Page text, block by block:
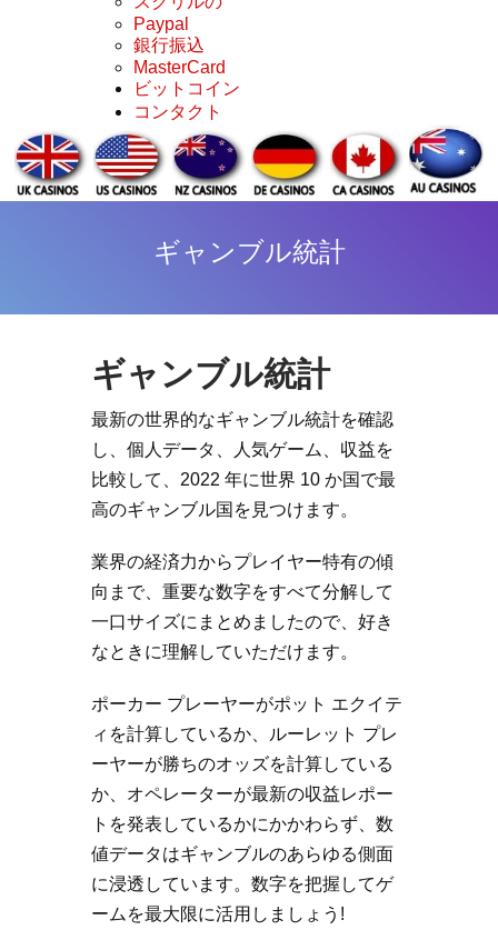
Paypal
銀行振込
MasterCard
ビットコイン
コンタクト
ギャンブル統計
ギャンブル統計
最新の世界的なギャンブル統計を確認
し、個人データ、人気ゲーム、収益を
比較して、2022 年に世界 10 か国で最
高のギャンブル国を見つけます。
業界の経済力からプレイヤー特有の傾
向まで、重要な数字をすべて分解して
一口サイズにまとめましたので、好き
なときに理解していただけます。
ポーカー プレーヤーがポット エクイテ
ィを計算しているか、ルーレット プレ
ーヤーが勝ちのオッズを計算している
か、オペレーターが最新の収益レポー
トを発表しているかにかかわらず、数
値データはギャンブルのあらゆる側面
に浸透しています。数字を把握してゲ
ームを最大限に活用しましょう!